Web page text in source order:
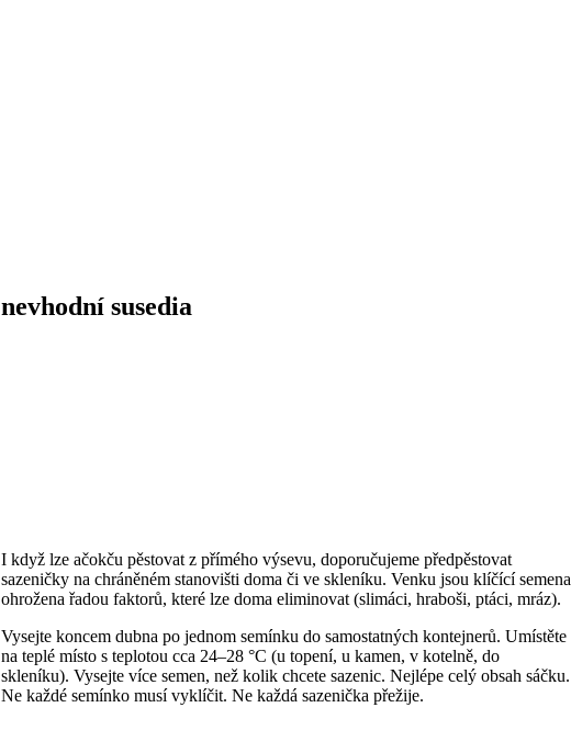
nevhodní susedia
I když lze ačokču pěstovat z přímého výsevu, doporučujeme předpěstovat
sazeničky na chráněném stanovišti doma či ve skleníku. Venku jsou klíčící semena
ohrožena řadou faktorů, které lze doma eliminovat (slimáci, hraboši, ptáci, mráz).
Vysejte koncem dubna po jednom semínku do samostatných kontejnerů. Umístěte
na teplé místo s teplotou cca 24–28 °C (u topení, u kamen, v kotelně, do
skleníku). Vysejte více semen, než kolik chcete sazenic. Nejlépe celý obsah sáčku.
Ne každé semínko musí vyklíčit. Ne každá sazenička přežije.